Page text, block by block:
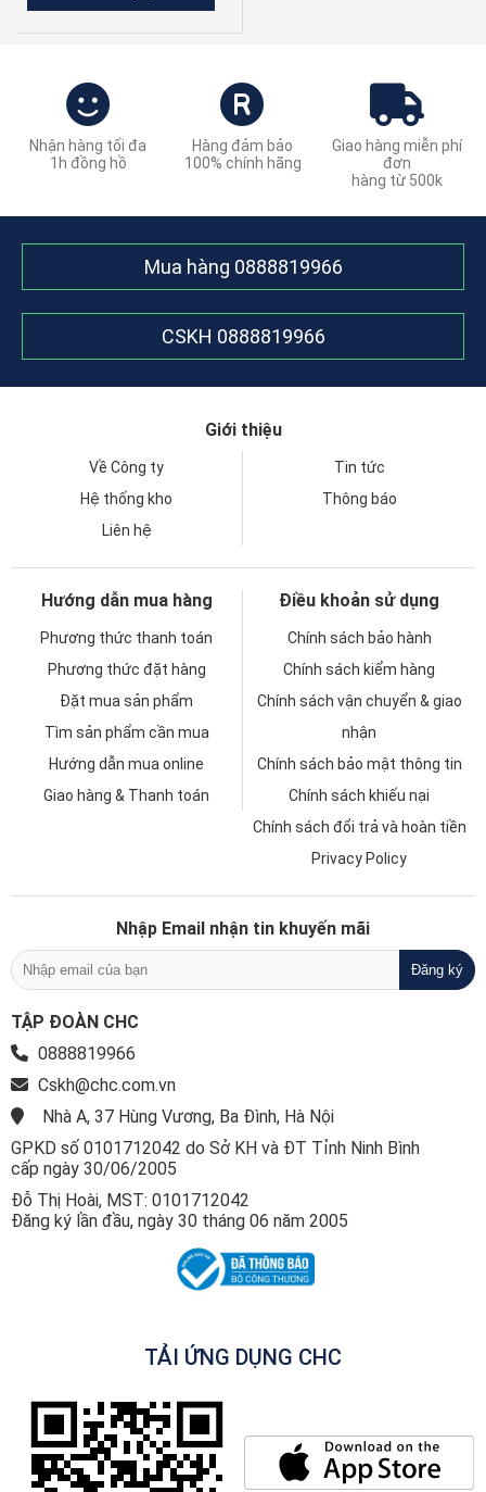
Nhận hàng tối đa
1h đồng hồ
Hàng đảm bảo
100% chính hãng
Giao hàng miễn phí
đơn
hàng từ 500k
Mua hàng 0888819966
CSKH 0888819966
Giới thiệu
Về Công ty
Tin tức
Hệ thống kho
Thông báo
Liên hệ
Hướng dẫn mua hàng
Phương thức thanh toán
Phương thức đặt hàng
Đặt mua sản phẩm
Tìm sản phẩm cần mua
Hướng dẫn mua online
Giao hàng & Thanh toán
Điều khoản sử dụng
Chính sách bảo hành
Chính sách kiểm hàng
Chính sách vận chuyển & giao
nhận
Chính sách bảo mật thông tin
Chính sách khiếu nại
Chính sách đổi trả và hoàn tiền
Privacy Policy
Nhập Email nhận tin khuyến mãi
TẬP ĐOÀN CHC
0888819966
Cskh@chc.com.vn
Nhà A, 37 Hùng Vương, Ba Đình, Hà Nội
GPKD số 0101712042 do Sở KH và ĐT Tỉnh Ninh Bình
cấp ngày 30/06/2005
Đỗ Thị Hoài, MST: 0101712042
Đăng ký lần đầu, ngày 30 tháng 06 năm 2005
TẢI ỨNG DỤNG CHC